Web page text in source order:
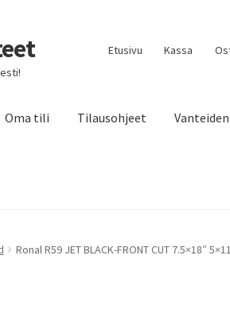
Etusivu Kassa
Oma tili Tilausohjeet
Ronal R59 JET BLACK-FRONT CUT 7.5×18″